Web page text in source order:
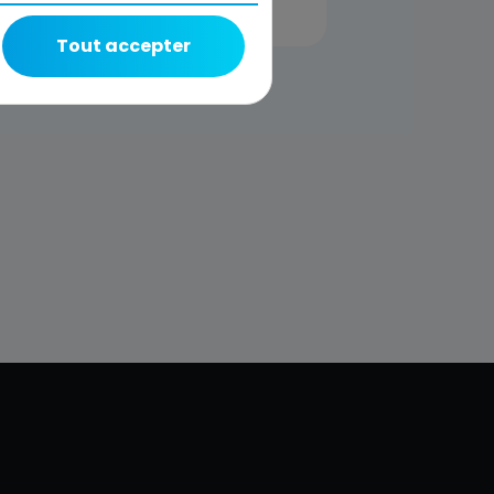
Tout accepter